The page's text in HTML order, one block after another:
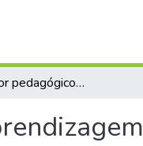
O coordenador pedagógico no processo de ensino aprendizagem